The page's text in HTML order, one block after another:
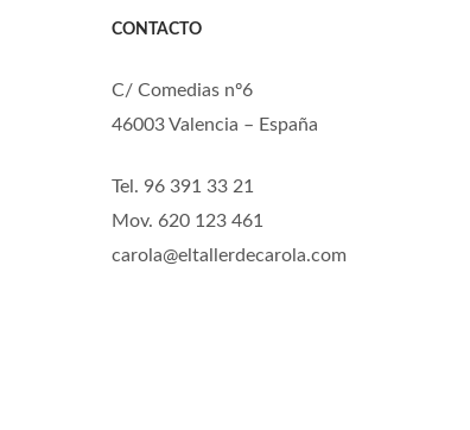
CONTACTO
C/ Comedias nº6
46003 Valencia – España
Tel. 96 391 33 21
Mov. 620 123 461
carola@eltallerdecarola.com